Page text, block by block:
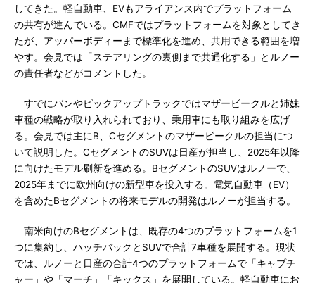
してきた。軽自動車、EVもアライアンス内でプラットフォーム
の共有が進んでいる。CMFではプラットフォームを対象としてき
たが、アッパーボディーまで標準化を進め、共用できる範囲を増
やす。会見では「ステアリングの裏側まで共通化する」とルノー
の責任者などがコメントした。
すでにバンやピックアップトラックではマザービークルと姉妹
車種の戦略が取り入れられており、乗用車にも取り組みを広げ
る。会見では主にB、Cセグメントのマザービークルの担当につ
いて説明した。CセグメントのSUVは日産が担当し、2025年以降
に向けたモデル刷新を進める。BセグメントのSUVはルノーで、
2025年までに欧州向けの新型車を投入する。電気自動車（EV）
を含めたBセグメントの将来モデルの開発はルノーが担当する。
南米向けのBセグメントは、既存の4つのプラットフォームを1
つに集約し、ハッチバックとSUVで合計7車種を展開する。現状
では、ルノーと日産の合計4つのプラットフォームで「キャプチ
ャー」や「マーチ」「キックス」を展開している。軽自動車にお